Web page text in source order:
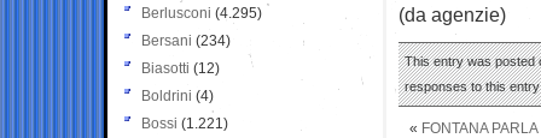
(da agenzie)
This entry was posted
responses to this
« FONTANA
Berlusconi (4.295)
Bersani (234)
Biasotti (12)
Boldrini (4)
Bossi (1.221)